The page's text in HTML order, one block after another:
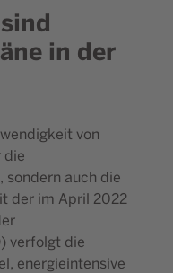
in der
von
die
auch die
der im April 2022
verfolgt die
energieintensive